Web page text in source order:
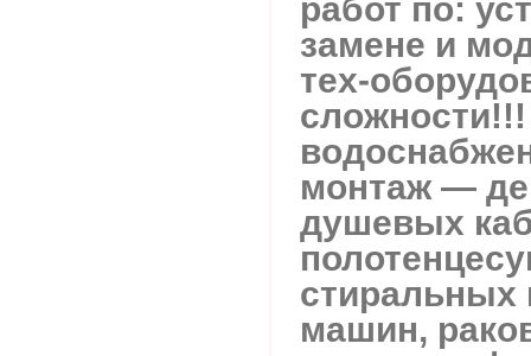
работ по:
замене и
тех-
монтаж —
душевых
стиральных
машин,